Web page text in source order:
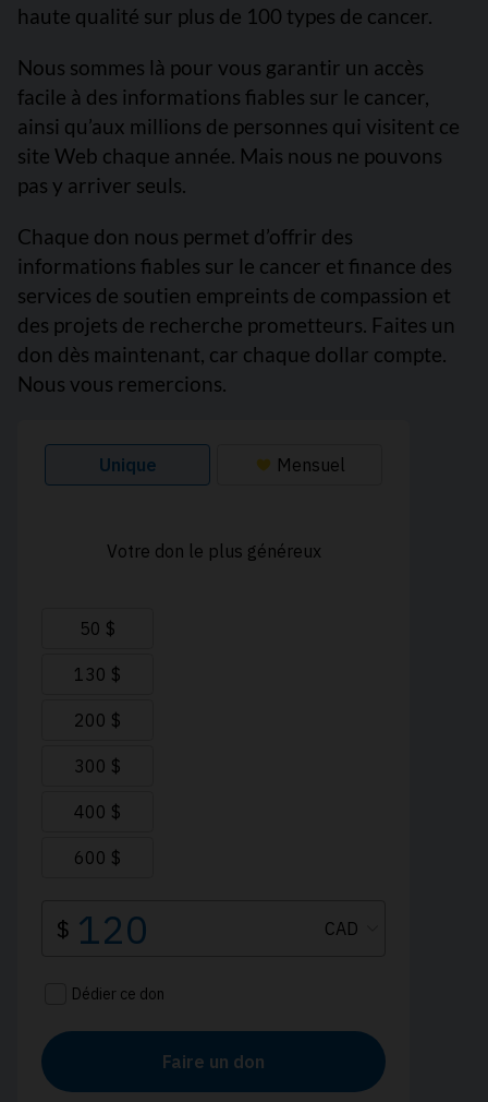
haute qualité sur plus de 100 types de cancer.
Nous sommes là pour vous garantir un accès
facile à des informations fiables sur le cancer,
ainsi qu’aux millions de personnes qui visitent ce
site Web chaque année. Mais nous ne pouvons
pas y arriver seuls.
Chaque don nous permet d’offrir des
informations fiables sur le cancer et finance des
services de soutien empreints de compassion et
des projets de recherche prometteurs. Faites un
don dès maintenant, car chaque dollar compte.
Nous vous remercions.